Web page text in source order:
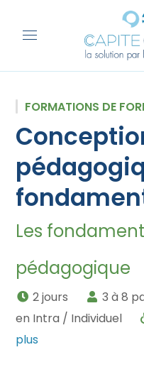
FORMATIONS DE
Les
pédagogique
2 jours 3 à 8
en Intra / Individuel
plus